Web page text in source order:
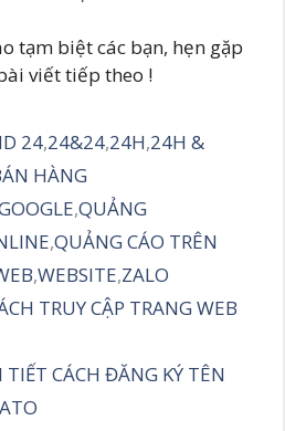
tạm biệt các bạn, hẹn gặp
viết tiếp theo !
24,24&24,24H,24H &
HÀNG
,QUẢNG
,QUẢNG CÁO TRÊN
,WEBSITE,ZALO
TRUY CẬP TRANG WEB
CÁCH ĐĂNG KÝ TÊN